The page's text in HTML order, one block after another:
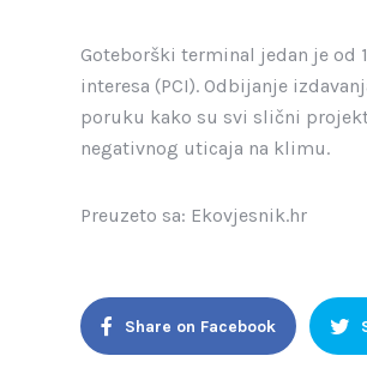
Goteborški terminal jedan je od
interesa (PCI). Odbijanje
poruku kako su svi slični
negativnog uticaja na klimu.
Preuzeto sa: Ekovjesnik.hr
Share on Facebook